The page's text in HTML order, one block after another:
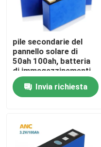
Prodotti
Chi siamo
Fatory Tour
Contattaci
pile secondarie del
pannello solare di
50ah 100ah, batteria
di immagazzinamenti
dell'energia Lifepo4
Invia richiesta